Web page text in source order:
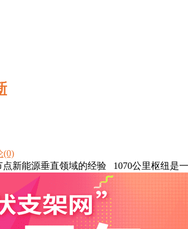
(0)
新能源垂直领域的经验 1070公里枢纽是